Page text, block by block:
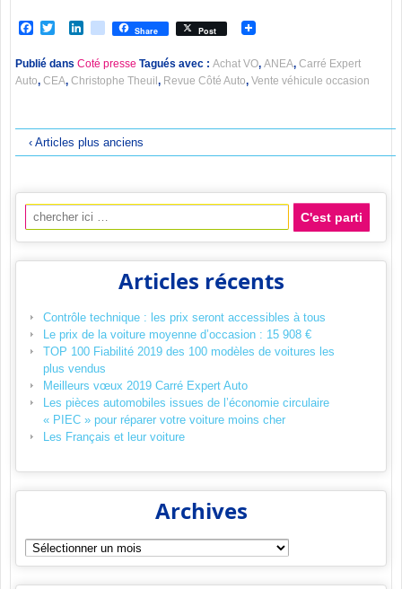
Facebook
TwitterLinkedIn
viadeoShare Post
Publié dans Coté presse Tagués avec : Achat VO, ANEA, Carré Expert
Auto, CEA, Christophe Theuil, Revue Côté Auto, Vente véhicule occasion
‹ Articles plus anciens
Recherche pour:
Articles récents
Contrôle technique : les prix seront accessibles à tous
Le prix de la voiture moyenne d’occasion : 15 908 €
TOP 100 Fiabilité 2019 des 100 modèles de voitures les
plus vendus
Meilleurs vœux 2019 Carré Expert Auto
Les pièces automobiles issues de l’économie circulaire
« PIEC » pour réparer votre voiture moins cher
Les Français et leur voiture
Archives
Archives